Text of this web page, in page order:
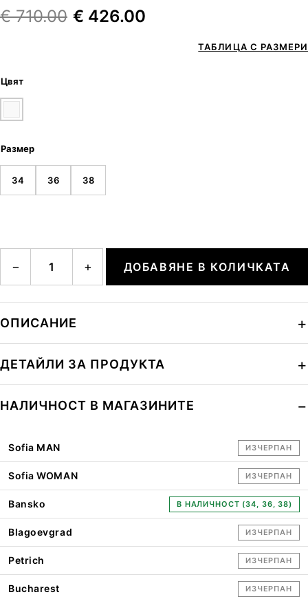
€710.00 € 426.00
ТАБЛИЦА С РАЗМЕРИ
Цвят
Размер
34 36 38
− + ДОБАВЯНЕ В КОЛИЧКАТА
ОПИСАНИЕ
ДЕТАЙЛИ ЗА ПРОДУКТА
НАЛИЧНОСТ В МАГАЗИНИТЕ
Sofia MAN ИЗЧЕРПАН
Sofia WOMAN ИЗЧЕРПАН
Bansko В НАЛИЧНОСТ (34, 36, 38)
Blagoevgrad ИЗЧЕРПАН
Petrich ИЗЧЕРПАН
Bucharest ИЗЧЕРПАН